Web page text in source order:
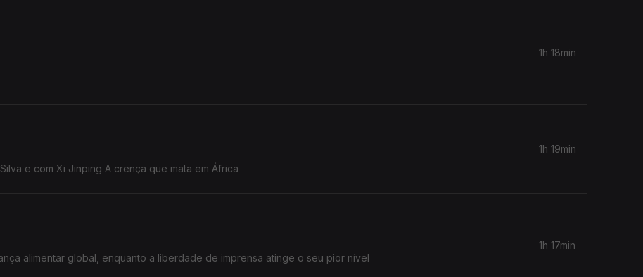
1h 18min
e com Xi Jinping A crença que mata em África
1h 19min
alimentar global, enquanto a liberdade de imprensa atinge o seu pior nível
1h 17min